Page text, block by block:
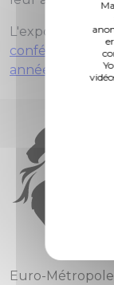
L'exposition est
conférences
année, est la
Euro-